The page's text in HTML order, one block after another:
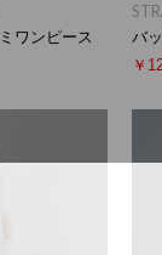
ワンピース
バ
￥